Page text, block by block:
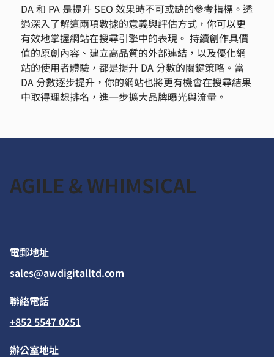
DA 和 PA 是提升 SEO 效果時不可或缺的參考指標。透
過深入了解這兩項數據的意義與評估方式，你可以更
有效地掌握網站在搜尋引擎中的表現。 持續創作具價
值的原創內容、建立高品質的外部連結，以及優化網
站的使用者體驗，都是提升 DA 分數的關鍵策略。當
DA 分數逐步提升，你的網站也將更有機會在搜尋結果
中取得理想排名，進一步擴大品牌曝光與流量。
辦公室地址
​聯絡電話
+852 5547 0251
​電郵地址
sales@awdigitalltd.com
AGILE & WHIMSICAL